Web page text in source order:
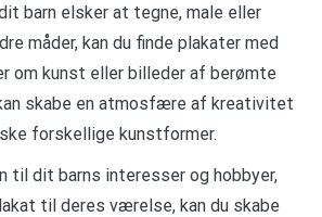
barn elsker at tegne, male eller
måder, kan du finde plakater med
om kunst eller billeder af berømte
skabe en atmosfære af kreativitet
forskellige kunstformer.
til dit barns interesser og hobbyer,
til deres værelse, kan du skabe